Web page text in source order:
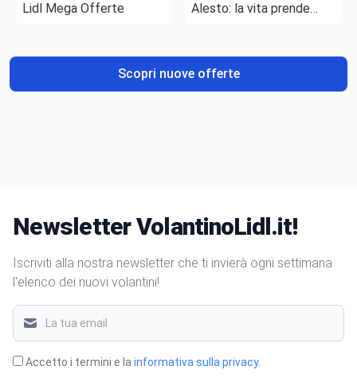
Lidl Mega Offerte
Alesto: la vita prende
Scopri nuove offerte
Newsletter VolantinoLidl.it!
Iscriviti alla nostra newsletter che ti invierà ogni settimana
l'elenco dei nuovi volantini!
Accetto i termini e lainformativa sulla privacy.